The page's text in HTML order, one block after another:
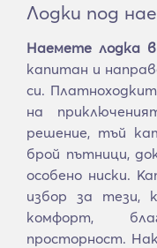
Лодки под
Наемете лодка
капитан и
си.
на
решение, тъй
брой пътници,
особено ниски.
избор за тези,
комфорт,
просторност.